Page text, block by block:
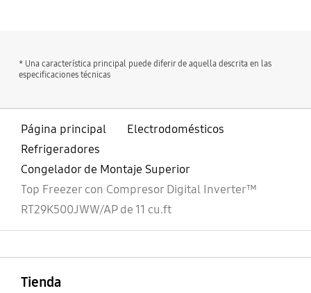
* Una característica principal puede diferir de aquella descrita en las
especificaciones técnicas
Página principal
Electrodomésticos
Refrigeradores
Congelador de Montaje Superior
Top Freezer con Compresor Digital Inverter™
RT29K500JWW/AP de 11 cu.ft
Tienda